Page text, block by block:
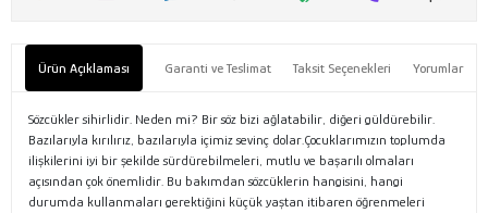
Ürün Açıklaması Garanti ve Teslimat Taksit Seçenekleri Yorumlar
Sözcükler sihirlidir. Neden mi? Bir söz bizi ağlatabilir, diğeri güldürebilir.
Bazılarıyla kırılırız, bazılarıyla içimiz sevinç dolar.Çocuklarımızın toplumda
ilişkilerini iyi bir şekilde sürdürebilmeleri, mutlu ve başarılı olmaları
açısından çok önemlidir. Bu bakımdan sözcüklerin hangisini, hangi
durumda kullanmaları gerektiğini küçük yaştan itibaren öğrenmeleri